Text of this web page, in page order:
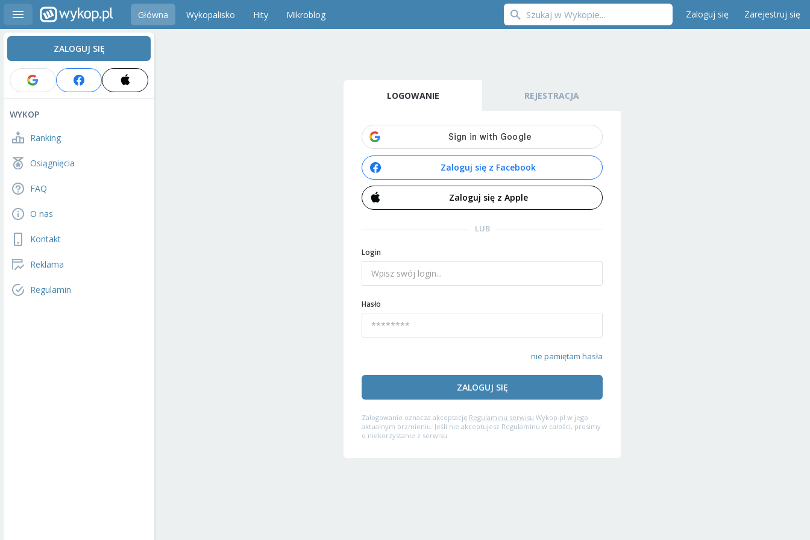
Główna Wykopalisko Hity Mikroblog Zaloguj się Zarejestruj się
ZALOGUJ SIĘ
WYKOP
Ranking
Osiągnięcia
FAQ
O nas
Kontakt
Reklama
Regulamin
LOGOWANIE REJESTRACJA
Zaloguj się z Facebook
Zaloguj się z Apple
LUB
Login
Hasło
nie pamiętam hasła
ZALOGUJ SIĘ
Zalogowanie oznacza akceptację Regulaminu serwisu Wykop.pl w jego
aktualnym brzmieniu. Jeśli nie akceptujesz Regulaminu w całości, prosimy
o niekorzystanie z serwisu.